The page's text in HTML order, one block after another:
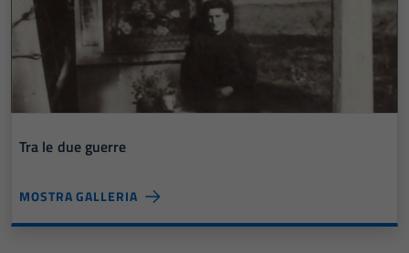
Tra le due guerre
MOSTRA GALLERIA